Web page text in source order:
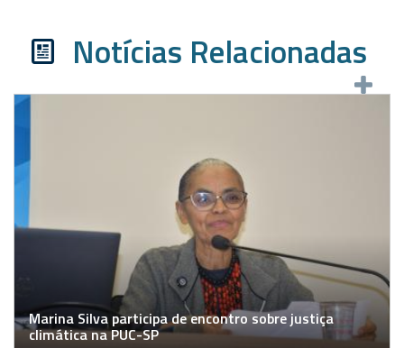
Notícias Relacionadas
Marina Silva participa de encontro sobre justiça
climática na PUC-SP